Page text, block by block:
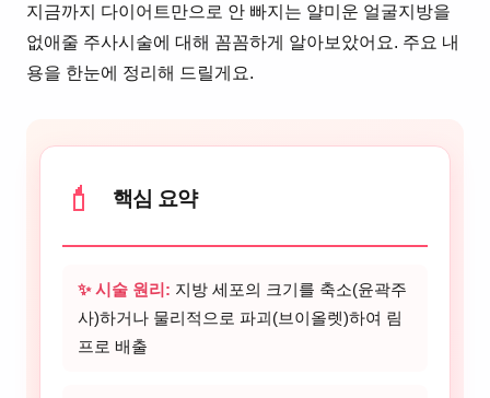
지금까지 다이어트만으로 안 빠지는 얄미운 얼굴지방을
없애줄 주사시술에 대해 꼼꼼하게 알아보았어요. 주요 내
용을 한눈에 정리해 드릴게요.
💄 핵심 요약
✨ 시술 원리: 지방 세포의 크기를 축소(윤곽주
사)하거나 물리적으로 파괴(브이올렛)하여 림
프로 배출